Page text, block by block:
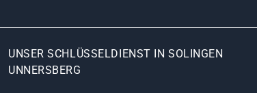
UNSER SCHLÜSSELDIENST IN SOLINGEN
UNNERSBERG